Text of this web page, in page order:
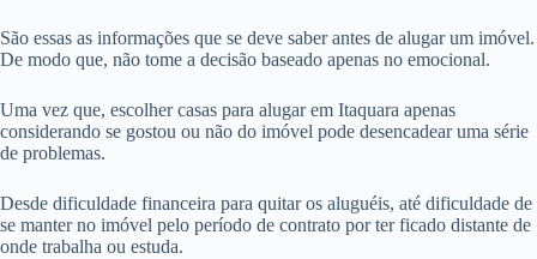
São essas as informações que se deve saber antes de alugar um imóvel.
De modo que, não tome a decisão baseado apenas no emocional.
Uma vez que, escolher casas para alugar em Itaquara apenas
considerando se gostou ou não do imóvel pode desencadear uma série
de problemas.
Desde dificuldade financeira para quitar os aluguéis, até dificuldade de
se manter no imóvel pelo período de contrato por ter ficado distante de
onde trabalha ou estuda.